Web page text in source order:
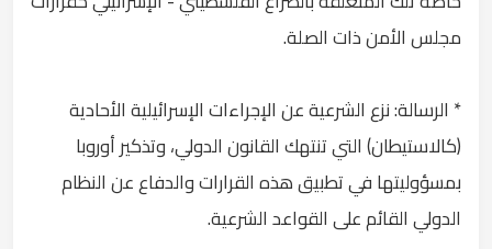
مجلس الأمن ذات الصلة.
* الرسالة: نزع الشرعية عن الإجراءات الإسرائيلية الأحادية
(كالاستيطان) التي تنتهك القانون الدولي، وتذكير أوروبا
بمسؤوليتها في تطبيق هذه القرارات والدفاع عن النظام
الدولي القائم على القواعد الشرعية.